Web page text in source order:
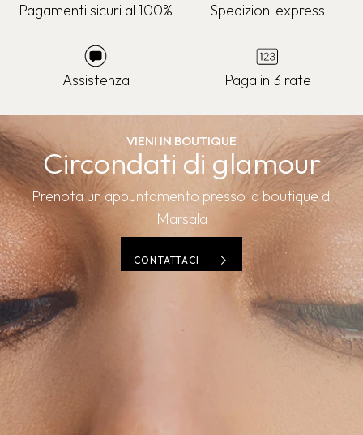
Pagamenti sicuri al 100% Spedizioni express
Assistenza Paga in 3 rate
VIENI IN BOUTIQUE
Circondati di glamour
Prenota un appuntamento presso la boutique di
Marsala
CONTATTACI